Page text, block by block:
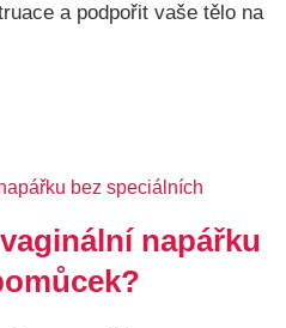
a podpořit vaše tělo na
napářku